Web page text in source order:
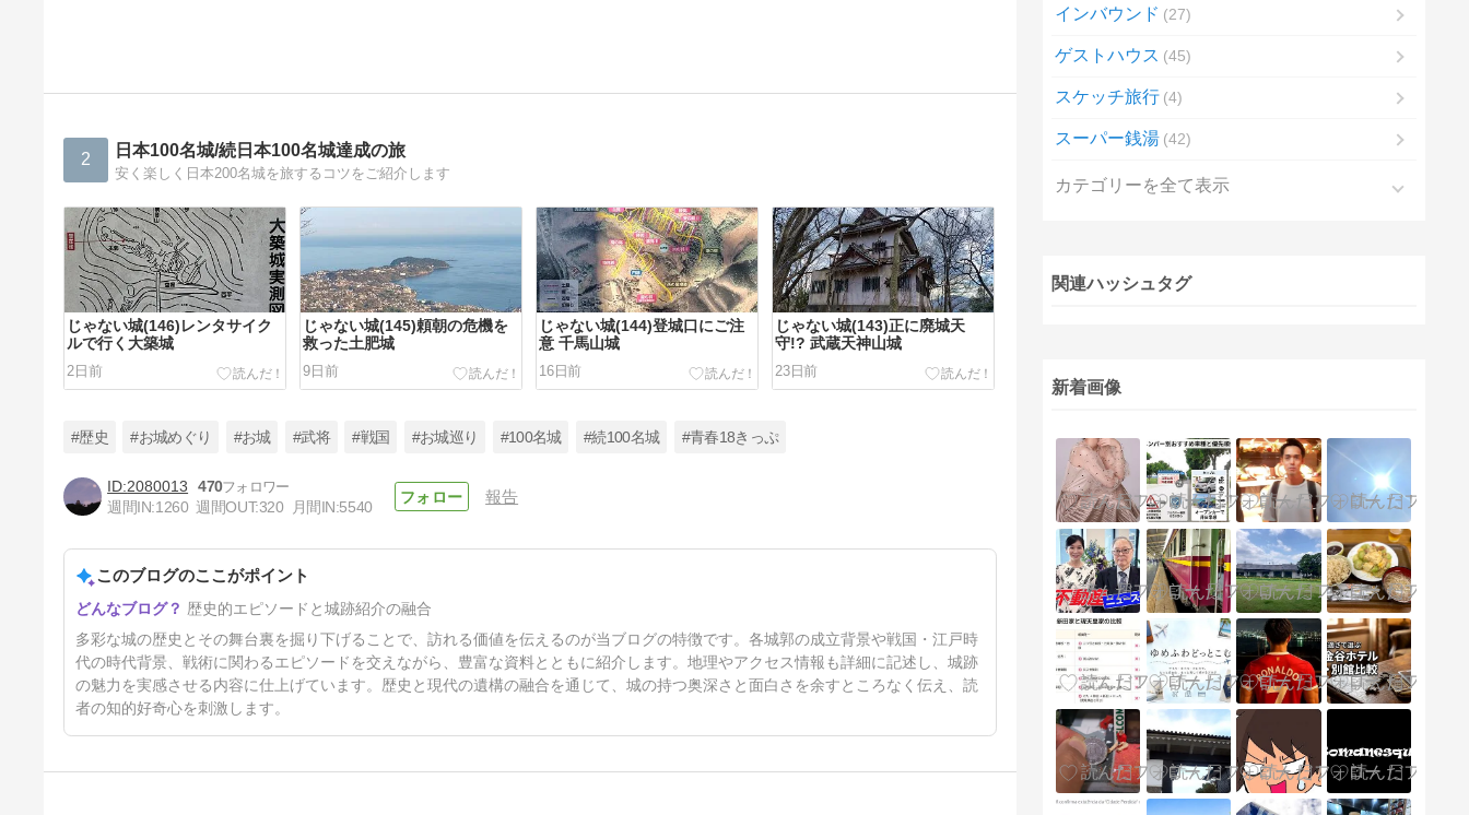
2 日本100名城/続日本100名城達成の旅
安く楽しく日本200名城を旅するコツをご紹介します
じゃない城(146)レンタサイク
ルで行く大築城
2日前
じゃない城(145)頼朝の危機を
救った土肥城
9日前
じゃない城(144)登城口にご注
意 千馬山城
16日前
じゃない城(143)正に廃城天
守!? 武蔵天神山城
23日前
家の館 彦部屋敷
30日前
#歴史 #お城めぐり #お城 #武将 #戦国 #お城巡り #100名城 #続100名城 #青春18きっぷ
2080013
470
週間IN:1260 週間OUT:320 月間IN:5540
報告
このブログのここがポイント
歴史的エピソードと城跡紹介の融合
多彩な城の歴史とその舞台裏を掘り下げることで、訪れる価値を伝えるのが当ブログの特徴です。各城郭の成立背景や戦国・江戸時
代の時代背景、戦術に関わるエピソードを交えながら、豊富な資料とともに紹介します。地理やアクセス情報も詳細に記述し、城跡
の魅力を実感させる内容に仕上げています。歴史と現代の遺構の融合を通じて、城の持つ奥深さと面白さを余すところなく伝え、読
者の知的好奇心を刺激します。
インバウンド 27
ゲストハウス 45
スケッチ旅行 4
スーパー銭湯 42
カテゴリーを全て表示
関連ハッシュタグ
新着画像